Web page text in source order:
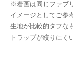
※着画は同じファブ
イメージとしてご参
生地が比較的タフな
トラップが絞りにく